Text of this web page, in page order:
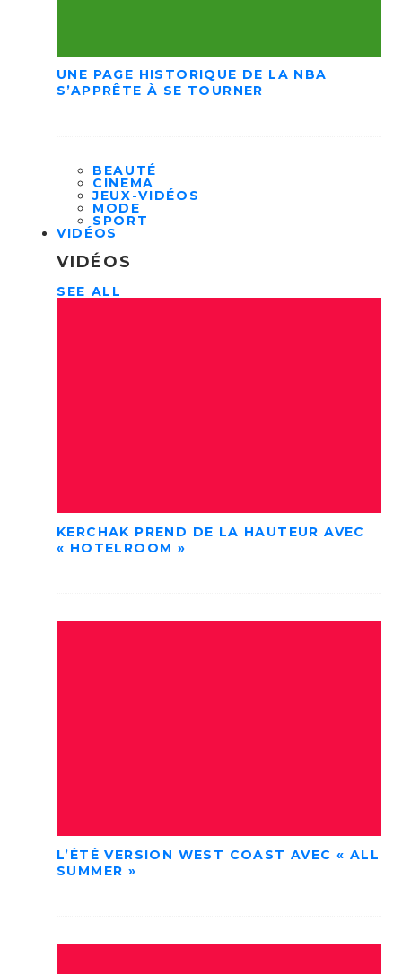
UNE PAGE HISTORIQUE DE LA NBA
S’APPRÊTE À SE TOURNER
BEAUTÉ
CINEMA
JEUX-VIDÉOS
MODE
SPORT
VIDÉOS
VIDÉOS
SEE ALL
KERCHAK PREND DE LA HAUTEUR AVEC
« HOTELROOM »
L’ÉTÉ VERSION WEST COAST AVEC « ALL
SUMMER »